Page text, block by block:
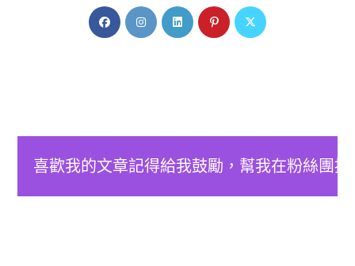
Opens
in
Opens
in
Opens
in
Opens
in
Opens
喜歡我的文章記得給我鼓勵，幫我在粉絲團